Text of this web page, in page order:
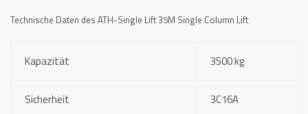
Technische Daten des ATH-Single Lift 35M Single Column Lift
Kapazität 3500 kg
Sicherheit 3C16A